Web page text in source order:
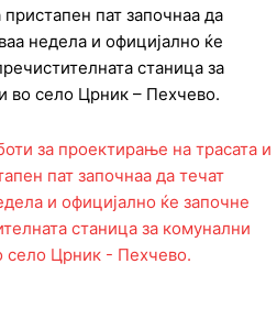
пат започнаа да
недела и официјално ќе
станица за
во село Црник – Пехчево.